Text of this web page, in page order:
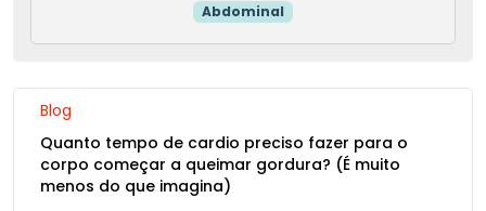
Abdominal
Blog
Quanto tempo de cardio preciso fazer para o
corpo começar a queimar gordura? (É muito
menos do que imagina)